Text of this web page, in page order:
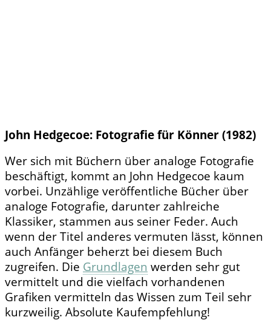
John Hedgecoe: Fotografie für Könner (1982)
Wer sich mit Büchern über analoge Fotografie
beschäftigt, kommt an John Hedgecoe kaum
vorbei. Unzählige veröffentliche Bücher über
analoge Fotografie, darunter zahlreiche
Klassiker, stammen aus seiner Feder. Auch
wenn der Titel anderes vermuten lässt, können
auch Anfänger beherzt bei diesem Buch
zugreifen. Die Grundlagen werden sehr gut
vermittelt und die vielfach vorhandenen
Grafiken vermitteln das Wissen zum Teil sehr
kurzweilig. Absolute Kaufempfehlung!